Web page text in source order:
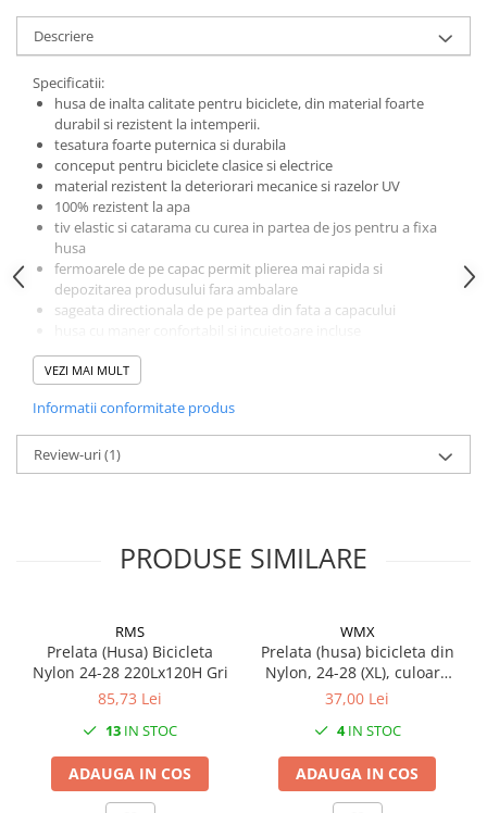
Mufe de incarcare
Piese trotinete
Placute frana trotinete
Protectii, huse si plastice trotinete
Roti trotinete electrice
Scule
Anvelope-Camere
Anvelope
10"
12" - 12.5"
16"
18"
20"
24"
26"
12" - 12.5"
Descriere
Specificatii:
husa de inalta calitate pentru biciclete, din material foarte
durabil si rezistent la intemperii.
tesatura foarte puternica si durabila
conceput pentru biciclete clasice si electrice
material rezistent la deteriorari mecanice si razelor UV
100% rezistent la apa
tiv elastic si catarama cu curea in partea de jos pentru a fixa
husa
fermoarele de pe capac permit plierea mai rapida si
depozitarea produsului fara ambalare
sageata directionala de pe partea din fata a capacului
dimensiuni: latime 200 x adancime 80 x inaltime 110 cm
culoare negru
aduna si se pot condensa sub capac. Acest lucru este normal
si nu are nicio legatura cu impermeabilizarea husei
VEZI MAI MULT
Informatii conformitate produs
Review-uri(1)
PRODUSE SIMILARE
RMS
Prelata (Husa) Bicicleta
Nylon 24-28 220Lx120H Gri
85,73 Lei
13 IN STOC
ADAUGA IN COS
WMX
Prelata (husa) bicicleta din
Nylon, 24-28 (XL), culoare
gri
37,00 Lei
4IN STOC
ADAUGA IN COS